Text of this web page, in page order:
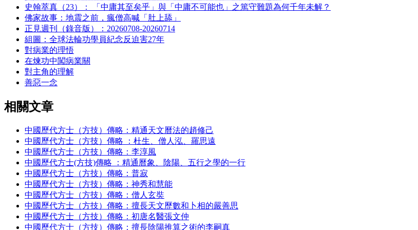
史翰萃真（23）： 「中庸其至矣乎」與「中庸不可能也」之篤守難題為何千年未解？
佛家故事：地震之前，瘋僧高喊「肚上舔」
正見週刊（錄音版）：20260708-20260714
組圖：全球法輪功學員紀念反迫害27年
對病業的理悟
在煉功中闖病業關
對主角的理解
善惡一念
相關文章
中國歷代方士（方技）傳略：精通天文曆法的趙修己
中國歷代方士（方技）傳略 ：杜生、僧人泓、羅思遠
中國歷代方士（方技）傳略：李淳風
中國歷代方士(方技)傳略 ：精通曆象、陰陽、五行之學的一行
中國歷代方士（方技）傳略：普寂
中國歷代方士（方技）傳略：神秀和慧能
中國歷代方士（方技）傳略：僧人玄奘
中國歷代方士（方技）傳略：擅長天文歷數和卜相的嚴善思
中國歷代方士（方技）傳略：初唐名醫張文仲
中國歷代方士（方技）傳略：擅長陰陽推算之術的李嗣真